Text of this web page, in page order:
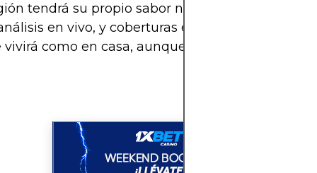
tendrá su propio sabor narrativo, con
en vivo, y coberturas especiales desde las
vivirá como en casa, aunque estés al otro lado